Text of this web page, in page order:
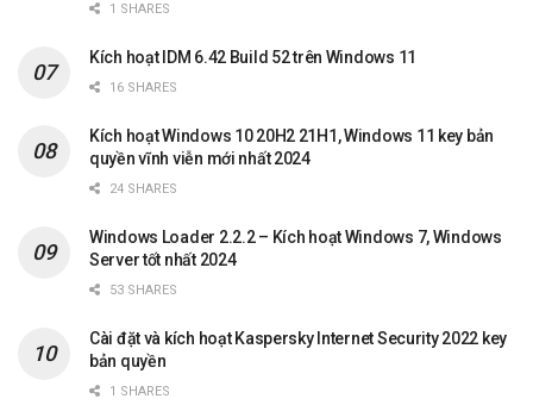
1 SHARES
Kích hoạt IDM 6.42 Build 52 trên Windows 11
16 SHARES
Kích hoạt Windows 10 20H2 21H1, Windows 11 key bản
quyền vĩnh viễn mới nhất 2024
24 SHARES
Windows Loader 2.2.2 – Kích hoạt Windows 7, Windows
Server tốt nhất 2024
53 SHARES
Cài đặt và kích hoạt Kaspersky Internet Security 2022 key
bản quyền
1 SHARES